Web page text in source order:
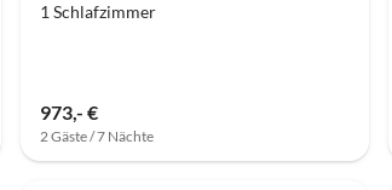
1 Schlafzimmer
973,- €
2 Gäste / 7 Nächte
Top-Inserat
4.5 (1)